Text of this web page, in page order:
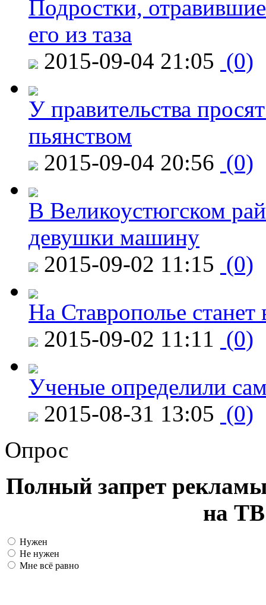
Подростки,
его из таза
2015-09-04 21:05 (0)
У правительства
пьянством
2015-09-04 20:56 (0)
В Великоустюгском
девушки машину
2015-09-02 11:15 (0)
На Ставрополье
2015-09-02 11:11 (0)
Ученые определили
2015-08-31 13:05 (0)
Опрос
Полный запрет
на ТВ
Нужен
Не нужен
Мне всё равно